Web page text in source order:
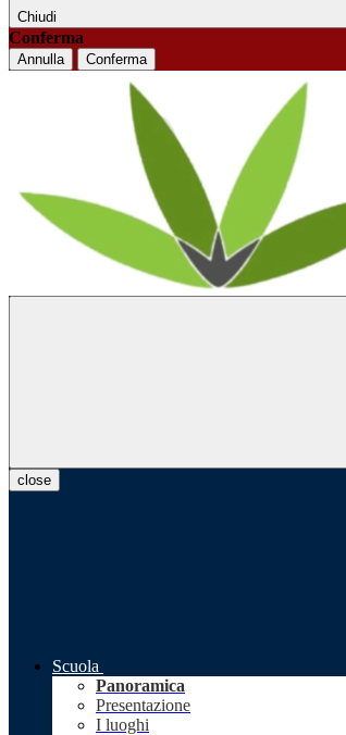
Chiudi
Conferma
Annulla Conferma
close
Scuola
Panoramica
Presentazione
I luoghi